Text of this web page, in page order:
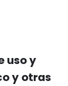
uso y
y otras